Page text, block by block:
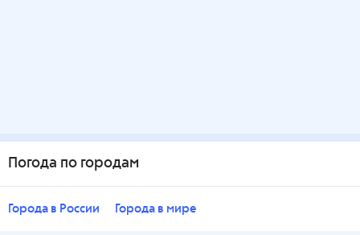
Погода по городам
Города в России Города в мире